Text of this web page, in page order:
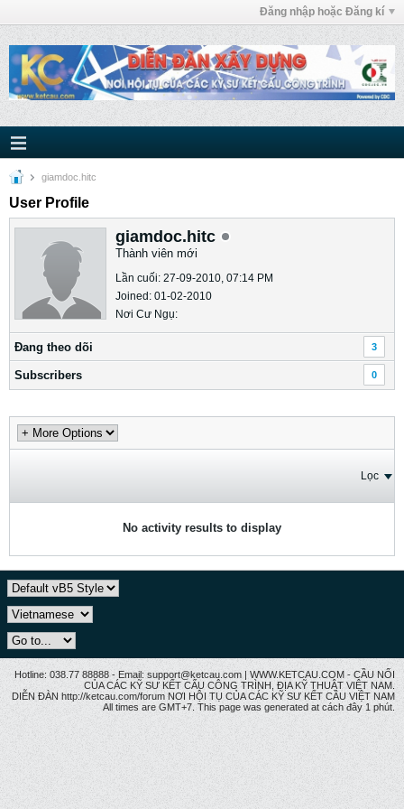
Đăng nhập hoặc Đăng kí
giamdoc.hitc
User Profile
giamdoc.hitc
Thành viên mới
Lần cuối: 27-09-2010, 07:14 PM
Joined: 01-02-2010
Nơi Cư Ngụ:
Ðang theo dõi 3
Subscribers 0
Lọc
No activity results to display
Hotline: 038.77 88888 - Email: support@ketcau.com | WWW.KETCAU.COM - CẦU NỐI
CỦA CÁC KỸ SƯ KẾT CẤU CÔNG TRÌNH, ĐỊA KỸ THUẬT VIỆT NAM.
DIỄN ĐÀN http://ketcau.com/forum NƠI HỘI TỤ CỦA CÁC KỸ SƯ KẾT CÂU VIỆT NAM
All times are GMT+7. This page was generated at cách đây 1 phút.